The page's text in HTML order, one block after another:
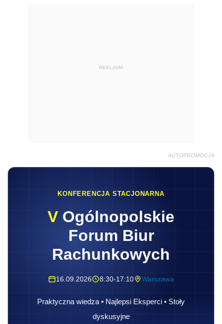
REKLAMA
AUTOPROMOCJA
KONFERENCJA STACJONARNA
V Ogólnopolskie
Forum Biur
Rachunkowych
16.09.2026 8:30-17:10 Warszawa
Praktyczna wiedza • Najlepsi Eksperci • Stoły
dyskusyjne